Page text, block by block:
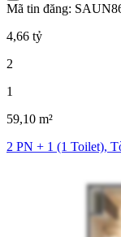
Mã tin đăng:
4,66 tỷ
2
1
59,10 m²
2 PN + 1 (1 Toilet),